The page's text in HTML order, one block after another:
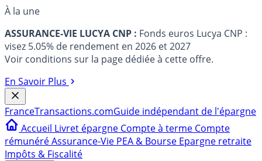
À la une
ASSURANCE-VIE LUCYA CNP : Fonds euros Lucya CNP :
visez 5.05% de rendement en 2026 et 2027
Voir conditions sur la page dédiée à cette offre.
En Savoir Plus
FranceTransactions.comGuide indépendant de l'épargne
Accueil Livret épargne Compte à terme Compte
rémunéréAssurance-Vie PEA & Bourse Epargne retraite
Impôts & Fiscalité